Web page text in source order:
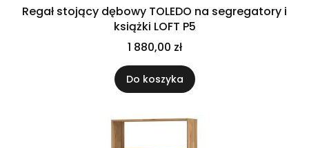
Regał stojący dębowy TOLEDO na segregatory i
książki LOFT P5
1 880,00 zł
Do koszyka